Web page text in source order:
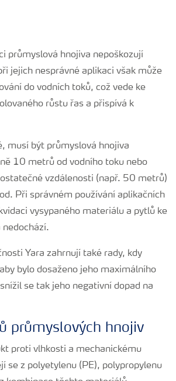
průmyslová hnojiva nepoškozují
jejich nesprávné aplikaci však může
do vodních toků, což vede ke
růstu řas a přispívá k
musí být průmyslová hnojiva
10 metrů od vodního toku nebo
vzdálenosti (např. 50 metrů)
Při správném používání aplikačních
vysypaného materiálu a pytlů ke
nedochází.
Yara zahrnují také rady, kdy
bylo dosaženo jeho maximálního
se tak jeho negativní dopad na
průmyslových hnojiv
proti vlhkosti a mechanickému
se z polyetylenu (PE), polypropylenu